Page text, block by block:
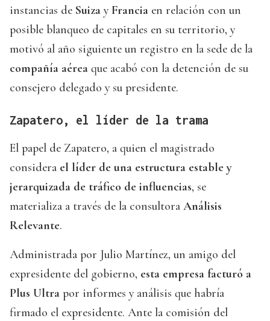
instancias de Suiza yFrancia en relación con un
posible blanqueo de capitales en su territorio, y
motivó al año siguiente un registro en la sede de la
compañía aérea que acabó con la detención de su
consejero delegado y su presidente.
Zapatero, el líder de la trama
El papel de Zapatero, a quien el magistrado
considera el líder de una estructura estable y
jerarquizada de tráfico de influencias, se
materializa a través de la consultora Análisis
Relevante.
Administrada por Julio Martínez, un amigo del
expresidente del gobierno, esta empresa facturó a
Plus Ultra por informes y análisis que habría
firmado el expresidente. Ante la comisión del